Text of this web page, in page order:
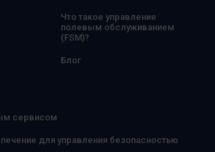
Что такое управление
полевым обслуживанием
(FSM)?
Блог
сервисом
для управления безопасностью